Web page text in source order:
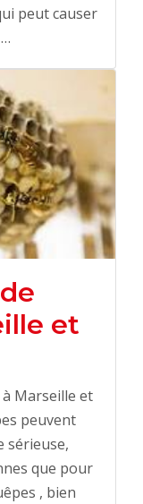
peut causer
et
Marseille et
peuvent
sérieuse,
que pour
, bien